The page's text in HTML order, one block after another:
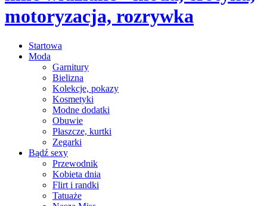
Startowa
Moda
Garnitury
Bielizna
Kolekcje, pokazy
Kosmetyki
Modne dodatki
Obuwie
Płaszcze, kurtki
Zegarki
Bądź sexy
Przewodnik
Kobieta dnia
Flirt i randki
Tatuaże